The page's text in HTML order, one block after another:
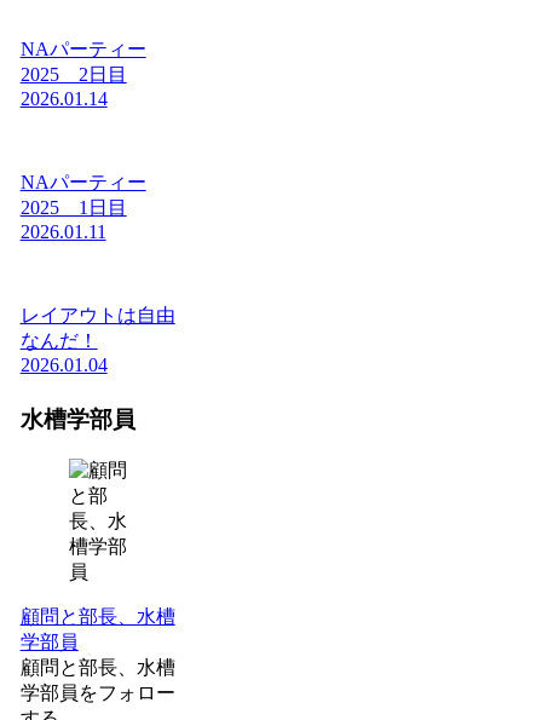
NAパーティー
2025 2日目
2026.01.14
NAパーティー
2025 1日目
2026.01.11
レイアウトは自由
なんだ！
2026.01.04
水槽学部員
顧問と部長、水槽
学部員
顧問と部長、水槽
学部員をフォロー